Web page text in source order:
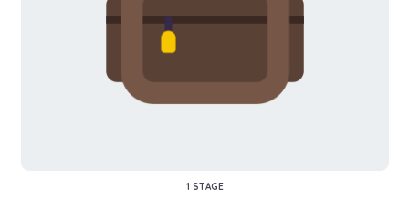
1 STAGE